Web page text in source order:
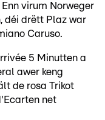
virum Norweger
déi drëtt Plaz war
Caruso.
5 Minutten a
awer keng
de rosa Trikot
net